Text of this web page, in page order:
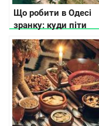
Що робити в Одесі
зранку: куди піти
поїсти і де погуляти